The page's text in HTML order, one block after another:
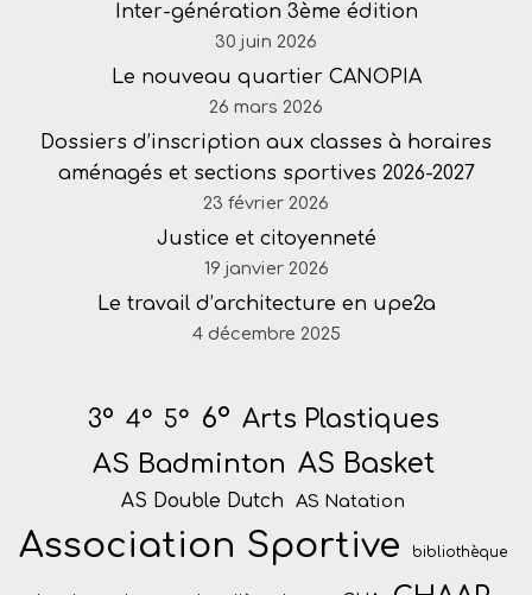
Inter-génération 3ème édition
30 juin 2026
Le nouveau quartier CANOPIA
26 mars 2026
Dossiers d’inscription aux classes à horaires
aménagés et sections sportives 2026-2027
23 février 2026
Justice et citoyenneté
19 janvier 2026
Le travail d’architecture en upe2a
4 décembre 2025
3° 4° 5° 6° Arts Plastiques
AS Badminton AS Basket
AS Double Dutch AS Natation
Association Sportive bibliothèque